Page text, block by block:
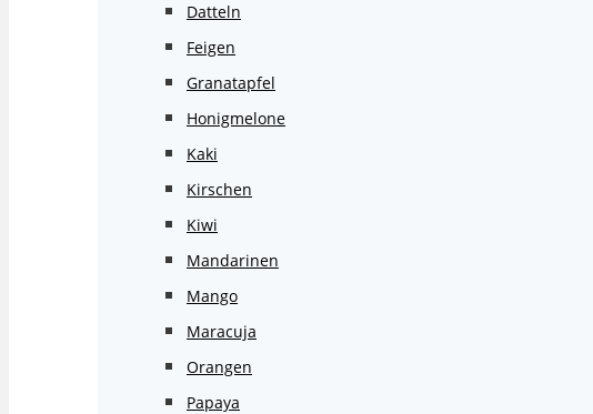
Datteln
Feigen
Granatapfel
Honigmelone
Kaki
Kirschen
Kiwi
Mandarinen
Mango
Maracuja
Orangen
Papaya